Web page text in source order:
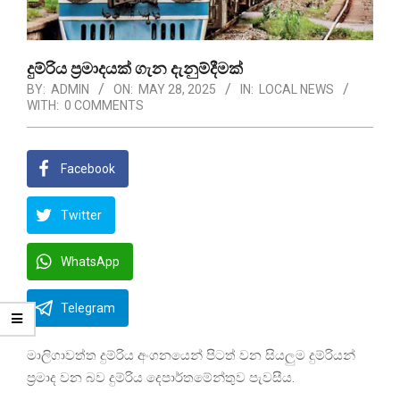
දුම්රිය ප්‍රමාදයක් ගැන දැනුම්දීමක්
BY: ADMIN ON: MAY 28, 2025 IN:
LOCAL NEWS
WITH: 0 COMMENTS
Facebook
Twitter
WhatsApp
Telegram
මාලිගාවත්ත දුම්රිය අංගනයෙන් පිටත් වන සියලුම දුම්රියන්
ප්‍රමාද වන බව දුම්රිය දෙපාර්තමේන්තුව පැවසීය.